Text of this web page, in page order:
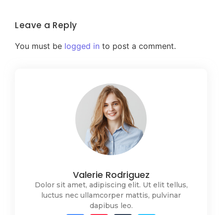
Leave a Reply
You must be logged in to post a comment.
Valerie Rodriguez
Dolor sit amet, adipiscing elit. Ut elit tellus,
luctus nec ullamcorper mattis, pulvinar
dapibus leo.